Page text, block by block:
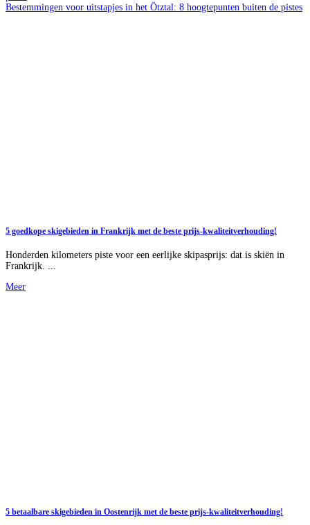
Bestemmingen voor uitstapjes in het Ötztal: 8 hoogtepunten buiten de pistes
5 goedkope skigebieden in Frankrijk met de beste prijs-kwaliteitverhouding!
Honderden kilometers piste voor een eerlijke skipasprijs: dat is skiën in
Frankrijk. ...
Meer
5 betaalbare skigebieden in Oostenrijk met de beste prijs-kwaliteitverhouding!